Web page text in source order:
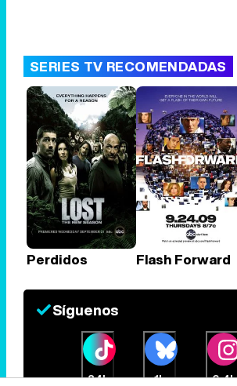
SERIES TV RECOMENDADAS
Perdidos Flash Forward
Síguenos
34k 1k 6,4k